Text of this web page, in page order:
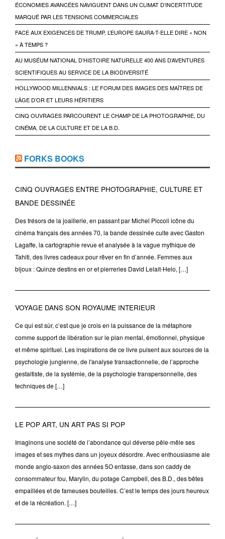
ÉCONOMIES AVANCÉES NAVIGUENT DANS UN CLIMAT D’INCERTITUDE
MARQUÉ PAR LES TENSIONS COMMERCIALES
FACE AUX EXIGENCES DE TRUMP, L’EUROPE SAURA-T-ELLE DIRE « NON
» À TEMPS ?
AU MUSÉUM NATIONAL D’HISTOIRE NATURELLE 400 ANS D’AVENTURES
SCIENTIFIQUES AU SERVICE DE LA BIODIVERSITÉ
HOLLYWOOD MILLENNIALS : LE FORUM DES IMAGES DES MAÎTRES DE
L’ÂGE D’OR ET LEURS HÉRITIERS
CINQ OUVRAGES PARCOURENT LE CHAMP DE LA PHOTOGRAPHIE, DU
CINÉMA, DE LA CULTURE ET DE LA B.D.
FORKS BOOKS
CINQ OUVRAGES ENTRE PHOTOGRAPHIE, CULTURE ET
BANDE DESSINÉE
Des trésors de la joaillerie, en passant par Michel Piccoli icône du
cinéma français des années 70, la bande dessinée culte avec Gaston
Lagaffe, la cartographie revue et analysée à la vague mythique de
Tahiti, des livres cadeaux pour rêver en fin d’année. Femmes aux
bijoux : Quinze destins en or et pierreries David Lelait-Helo, […]
VOYAGE DANS SON ROYAUME INTERIEUR
Ce qui est sûr, c’est que je crois en la puissance de la métaphore
comme support de libération sur le plan mental, émotionnel, physique
et même spirituel. Les inspirations de ce livre puisent aux sources de la
psychologie jungienne, de l'analyse transactionnelle, de l’approche
gestaltiste, de la systémie, de la psychologie transpersonnelle, des
techniques de […]
LE POP ART, UN ART PAS SI POP
Imaginons une société de l’abondance qui déverse pêle-mêle ses
images et ses mythes dans un joyeux désordre. Avec enthousiasme ale
monde anglo-saxon des années 5O entasse, dans son caddy de
consommateur fou, Marylin, du potage Campbell, des B.D., des bêtes
empaillées et de fameuses bouteilles. C’est le temps des jours heureux
et de la récréation. […]